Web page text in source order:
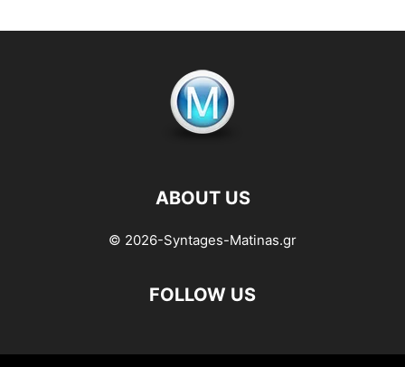
ABOUT US
© 2026-Syntages-Matinas.gr
FOLLOW US